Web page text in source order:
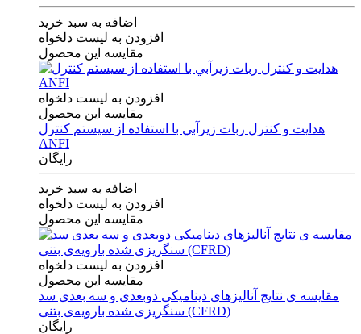
اضافه به سبد خرید
افزودن به لیست دلخواه
مقایسه این محصول
افزودن به لیست دلخواه
مقایسه این محصول
هدايت و كنترل ربات زيرآبي با استفاده از سيستم كنترل
ANFI
رایگان
اضافه به سبد خرید
افزودن به لیست دلخواه
مقایسه این محصول
افزودن به لیست دلخواه
مقایسه این محصول
مقایسه ی‌ نتایج آنالیزهای‌ دینامیکی‌ دوبعدی‌ و‌ سه بعدی‌ سد
سنگریزی‌ شده با‌رویه‌ی‌ بتنی‌ (CFRD)
رایگان